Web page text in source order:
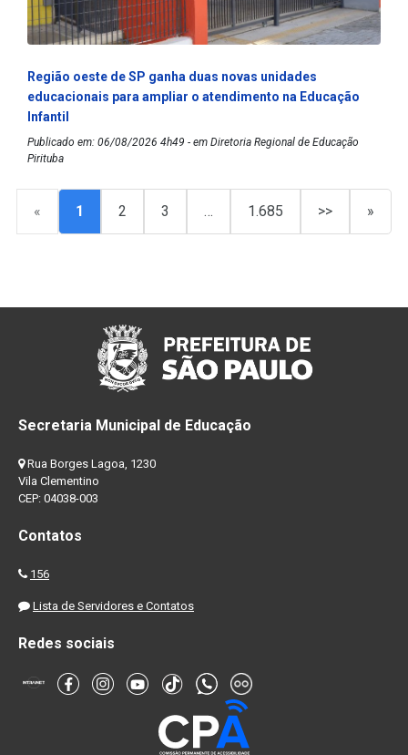
Região oeste de SP ganha duas novas unidades
educacionais para ampliar o atendimento na Educação
Infantil
Publicado em: 06/08/2026 4h49 - em Diretoria Regional de Educação
Pirituba
« 1 2 3 … 1.685 >> »
Secretaria Municipal de Educação
Rua Borges Lagoa, 1230
Vila Clementino
CEP: 04038-003
Contatos
156
Lista de Servidores e Contatos
Redes sociais